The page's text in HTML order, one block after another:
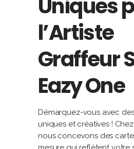
Uniques
l’Artiste
Graffeur
Eazy One
Démarquez-vous avec
uniques et créatives !
nous concevons des